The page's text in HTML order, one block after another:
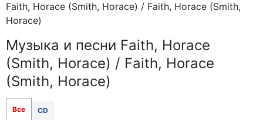
Faith, Horace (Smith, Horace) / Faith, Horace (Smith,
Horace)
Музыка и песни Faith, Horace
(Smith, Horace) / Faith, Horace
(Smith, Horace)
Все CD